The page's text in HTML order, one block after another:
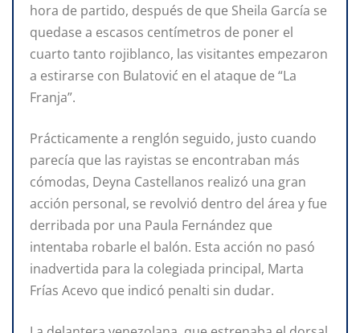
hora de partido, después de que Sheila García se
quedase a escasos centímetros de poner el
cuarto tanto rojiblanco, las visitantes empezaron
a estirarse con Bulatović en el ataque de “La
Franja”.
Prácticamente a renglón seguido, justo cuando
parecía que las rayistas se encontraban más
cómodas, Deyna Castellanos realizó una gran
acción personal, se revolvió dentro del área y fue
derribada por una Paula Fernández que
intentaba robarle el balón. Esta acción no pasó
inadvertida para la colegiada principal, Marta
Frías Acevo que indicó penalti sin dudar.